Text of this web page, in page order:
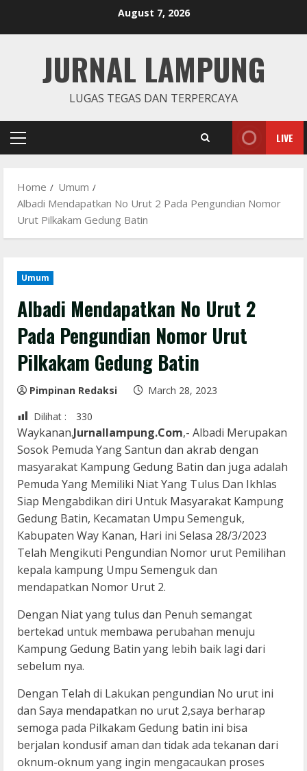
August 7, 2026
JURNAL LAMPUNG
LUGAS TEGAS DAN TERPERCAYA
Primary
LIVE
Home
Umum
Albadi Mendapatkan No Urut 2 Pada Pengundian Nomor
Urut Pilkakam Gedung Batin
Umum
Albadi Mendapatkan No Urut 2
Pada Pengundian Nomor Urut
Pilkakam Gedung Batin
Pimpinan Redaksi
March 28, 2023
Dilihat :
330
Waykanan.Jurnallampung.Com,- Albadi Merupakan
Sosok Pemuda Yang Santun dan akrab dengan
masyarakat Kampung Gedung Batin dan juga adalah
Pemuda Yang Memiliki Niat Yang Tulus Dan Ikhlas
Siap Mengabdikan diri Untuk Masyarakat Kampung
Gedung Batin, Kecamatan Umpu Semenguk,
Kabupaten Way Kanan, Hari ini Selasa 28/3/2023
Telah Mengikuti Pengundian Nomor urut Pemilihan
kepala kampung Umpu Semenguk dan
mendapatkan Nomor Urut 2.
Dengan Niat yang tulus dan Penuh semangat
bertekad untuk membawa perubahan menuju
Kampung Gedung Batin yang lebih baik lagi dari
sebelum nya.
Dengan Telah di Lakukan pengundian No urut ini
dan Saya mendapatkan no urut 2,saya berharap
semoga pada Pilkakam Gedung batin ini bisa
berjalan kondusif aman dan tidak ada tekanan dari
oknum-oknum yang ingin mengacaukan proses